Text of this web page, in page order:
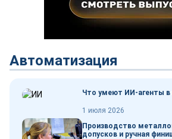
Автоматизация
Что умеют ИИ-агенты
1 июля 2026
Производство
допусков и ручная